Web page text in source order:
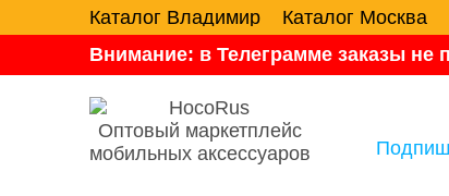
Каталог Владимир Каталог Москва
Внимание: в Телеграмме заказы не
Оптовый маркетплейс
мобильных аксессуаров